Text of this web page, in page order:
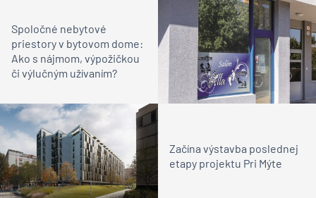
Spoločné nebytové
priestory v bytovom dome:
Ako s nájmom, výpožičkou
či výlučným užívaním?
Začína výstavba poslednej
etapy projektu Pri Mýte